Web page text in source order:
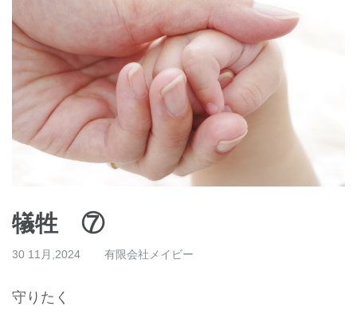
犠牲 ⑦
30 11月,2024 有限会社メイビー
守りたく